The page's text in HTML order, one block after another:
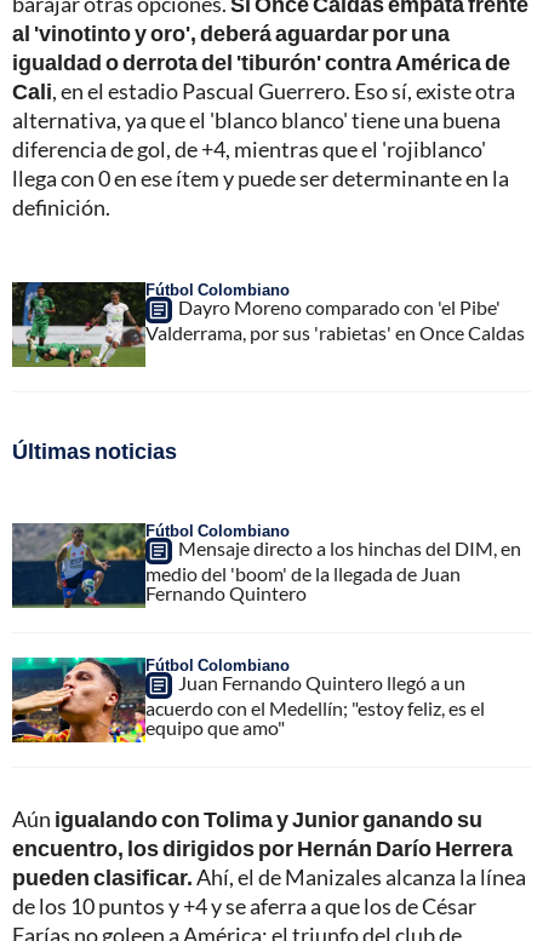
al 'vinotinto y oro', deberá aguardar por una
igualdad o derrota del 'tiburón' contra América de
Cali, en el estadio Pascual Guerrero. Eso sí, existe otra
alternativa, ya que el 'blanco blanco' tiene una buena
diferencia de gol, de +4, mientras que el 'rojiblanco'
llega con 0 en ese ítem y puede ser determinante en la
definición.
Fútbol Colombiano
Dayro Moreno comparado con 'el Pibe'
Valderrama, por sus 'rabietas' en Once Caldas
Últimas noticias
Fútbol Colombiano
Mensaje directo a los hinchas del DIM, en
medio del 'boom' de la llegada de Juan
Fernando Quintero
Fútbol Colombiano
Juan Fernando Quintero llegó a un
acuerdo con el Medellín; "estoy feliz, es el
equipo que amo"
Aún igualando con Tolima y Junior ganando su
encuentro, los dirigidos por Hernán Darío Herrera
pueden clasificar.Ahí, el de Manizales alcanza la línea
de los 10 puntos y +4 y se aferra a que los de César
Farías no goleen a América; el triunfo del club de